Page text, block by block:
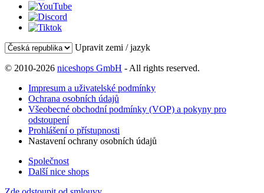
Upravit zemi / jazyk
© 2010-2026 niceshops GmbH - All rights reserved.
Impresum a uživatelské podmínky
Ochrana osobních údajů
Všeobecné obchodní podmínky (VOP) a pokyny pro
odstoupení
Prohlášení o přístupnosti
Nastavení ochrany osobních údajů
Společnost
Další nice shops